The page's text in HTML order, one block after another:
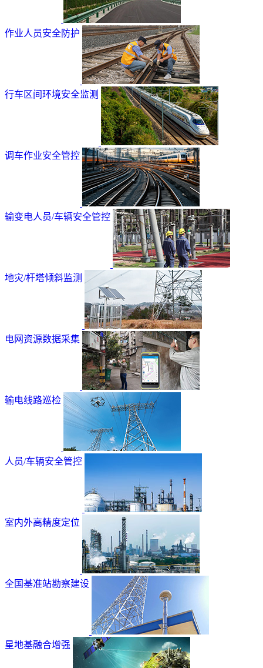
作业人员安全防护
行车区间环境安全监测
调车作业安全管控
输变电人员/车辆安全管控
地灾/杆塔倾斜监测
电网资源数据采集
输电线路巡检
人员/车辆安全管控
室内外高精度定位
全国基准站勘察建设
星地基融合增强